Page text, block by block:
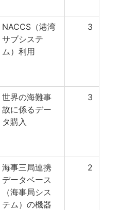
NACCS（港湾
サブシステ
ム）利用
3
世界の海難事
故に係るデー
タ購入
3
海事三局連携
データベース
（海事局シス
テム）の機器
2